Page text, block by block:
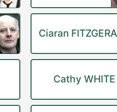
Ciaran
Cathy WHITE